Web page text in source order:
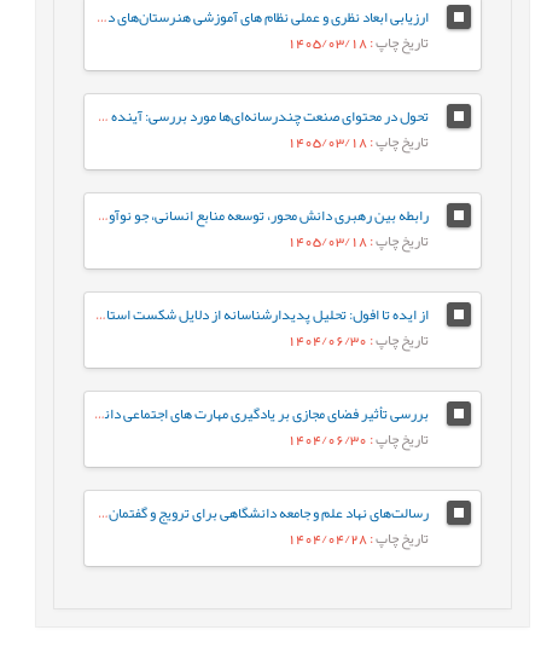
ارزیابی ابعاد نظری و عملی نظام های آموزشی هنرستان‌های دخترانه فنی و حرفه‌ای
تاریخ چاپ: 1405/03/18
تحول در محتوای صنعت چندرسانه‌ای‌ها مورد بررسی: آینده‌ ژانر برنامه‌های تلویزیون ایران در افق 1410
تاریخ چاپ: 1405/03/18
رابطه بین رهبری دانش محور، توسعه منابع انسانی، جو نوآوری و رفتار کاری خلاقانه با مزیت رقابتی پایدار با نقش میانجی نواوری سازمانی
تاریخ چاپ: 1405/03/18
از ایده تا افول: تحلیل پدیدارشناسانه از دلایل شکست استارت‌آپ‌های ایرانی
تاریخ چاپ: 1404/06/30
بررسی تأثیر فضای مجازی بر یادگیری مهارت های اجتماعی دانش آموزان از دیدگاه معلمان (مطالعه موردی: شهرستان هامون)
تاریخ چاپ: 1404/06/30
رسالت‌های نهاد علم و جامعه دانشگاهی برای ترویج و گفتمان‌سازی الگوی پیشرفت
تاریخ چاپ: 1404/04/28